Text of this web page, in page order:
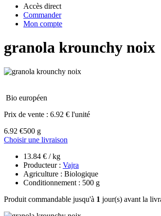
Accès direct
Commander
Mon compte
granola krounchy noix
Bio européen
Prix de vente : 6.92 € l'unité
6.92 €500 g
Choisir une livraison
13.84 € / kg
Producteur : Vajra
Agriculture : Biologique
Conditionnement : 500 g
Produit commandable jusqu'à 1 jour(s) avant la